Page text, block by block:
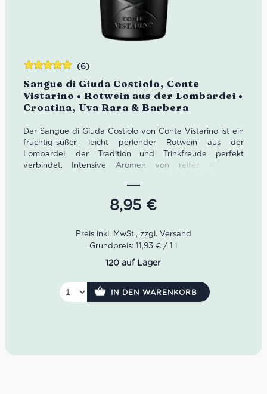
Sangue di Giuda Costiolo, Conte
Vistarino • Rotwein aus der Lombardei •
Croatina, Uva Rara & Barbera
(6)
Der Sangue di Giuda Costiolo von Conte Vistarino ist ein
fruchtig-süßer, leicht perlender Rotwein aus der
Lombardei, der Tradition und Trinkfreude perfekt
verbindet. Intensive Aromen von reifen Kirschen,
lebendige Frische und feine Perlage. Ein
unverwechselbarer italienischer Klassiker – ideal für
Desserts, gesellige Abende oder als überraschender
8,95 €
mit5.00von
5
Grundpreis: 11,93 € / 1 l
120 auf Lager
IN DEN WARENKORB